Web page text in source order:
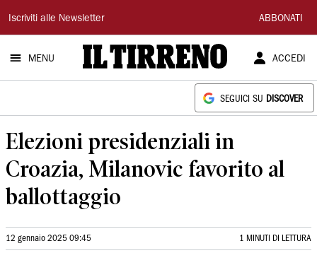
Il
Tirreno
Iscriviti alle Newsletter ABBONATI
MENU ACCEDI
SEGUICI SU DISCOVER
Elezioni presidenziali in
Croazia, Milanovic favorito al
ballottaggio
12 gennaio 2025 09:45 1 MINUTI DI LETTURA